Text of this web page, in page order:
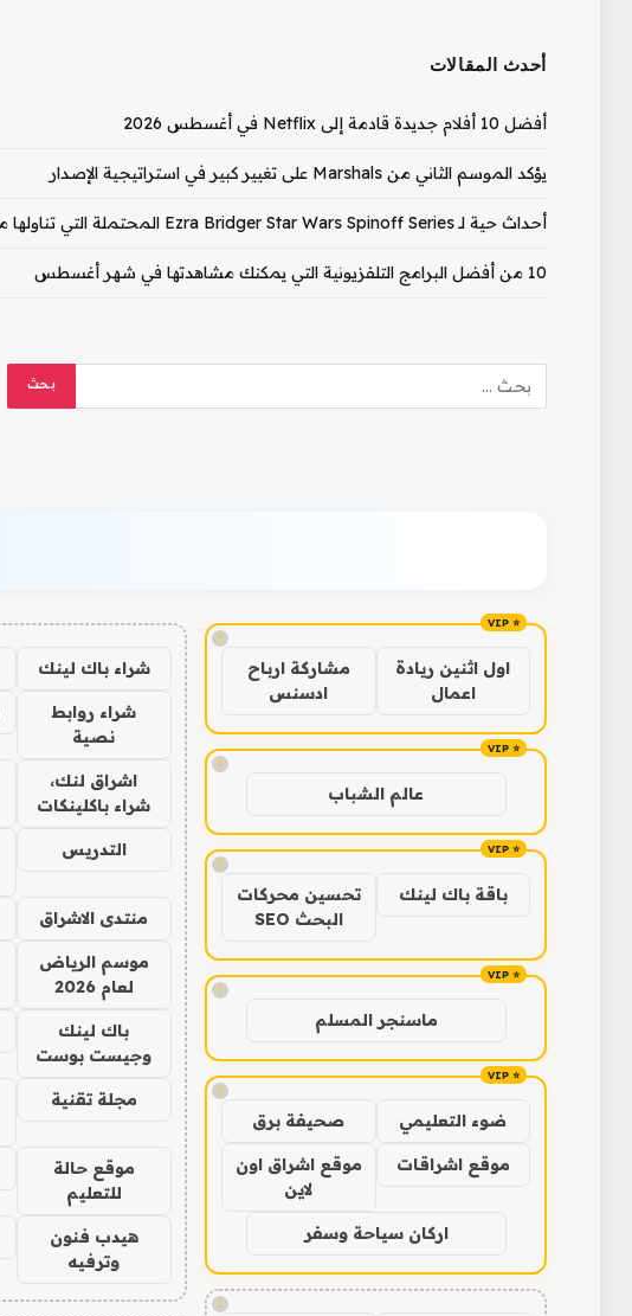
أحدث المقالات
أفضل 10 أفلام جديدة قادمة إلى Netflix في أغسطس 2026
يؤكد الموسم الثاني من Marshals على تغيير كبير في استراتيجية الإصدار
أحداث حية لـ Ezra Bridger Star Wars Spinoff Series المحتملة التي تناولها ممثل Ahsoka
10 من أفضل البرامج التلفزيونية التي يمكنك مشاهدتها في شهر أغسطس
!
اول اثنين ريادة
اعمال
مشاركة ارباح
ادسنس
!
عالم الشباب
!
باقة باك لينك
تحسين محركات
البحث SEO
!
ماسنجر المسلم
!
ضوء التعليمي صحيفة برق
موقع اشراقات
موقع اشراق اون
لاين
اركان سياحة وسفر
!
شراء باك لينك
شراء روابط
نصية
اشراق لنك،
شراء باكلينكات
التدريس
منتدى الاشراق
موسم الرياض
لعام 2026
باك لينك
وجيست بوست
مجلة تقنية
موقع حالة
للتعليم
هيدب فنون
وترفيه